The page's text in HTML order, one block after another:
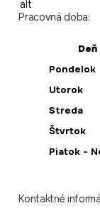
Kontaktné
Pracovná doba:
Deň
Pondelok
Utorok
Streda
Štvrtok
Piatok -